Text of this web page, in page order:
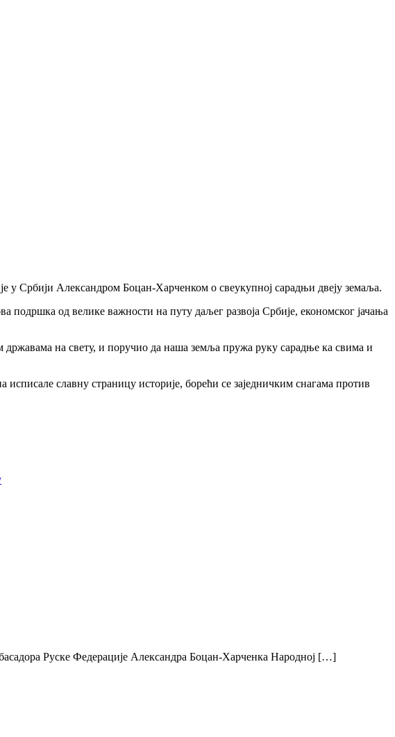
у Србији Александром Боцан-Харченком о свеукупној сарадњи двеју земаља.
подршка oд велике важности на путу даљег развоја Србије, економског јачања
државама на свету, и поручио да наша земља пружа руку сарадње ка свима и
славну страницу историје, борећи се заједничким снагама против
Руске Федерације Александра Боцан-Харченка Народној […]